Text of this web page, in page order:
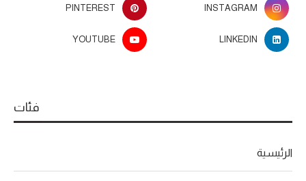
INSTAGRAM
PINTEREST
LINKEDIN
YOUTUBE
فئات
الرئيسية